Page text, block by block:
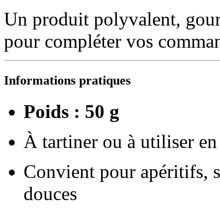
Un produit polyvalent,
pour compléter vos
Informations pratiques
Poids : 50 g
À tartiner ou à utiliser
Convient pour apéritifs,
douces